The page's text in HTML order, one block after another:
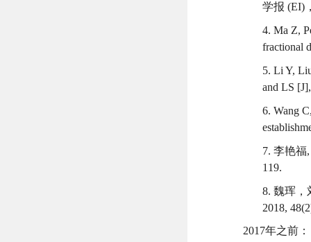
学报 (EI)
4. Ma Z,
fractional
5. Li Y,
and LS
6. Wang
7. 李艳福
119.
8. 魏珲，
2018,
2017年之前：